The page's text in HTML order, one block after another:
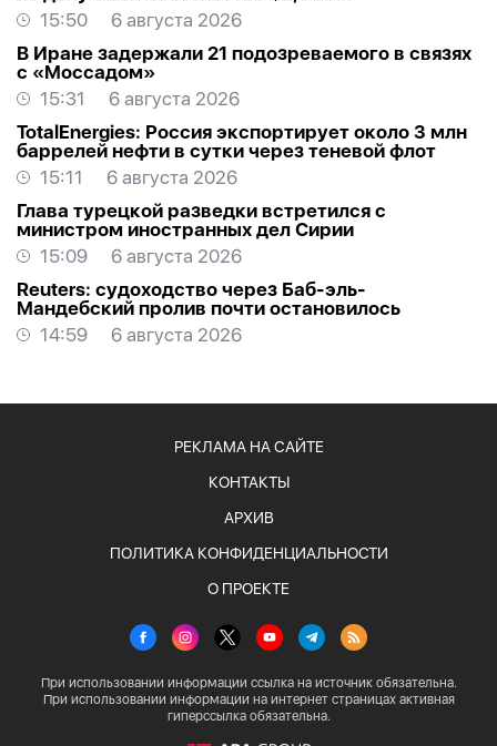
15:50
6 августа 2026
В Иране задержали 21 подозреваемого в связях
с «Моссадом»
15:31
6 августа 2026
TotalEnergies: Россия экспортирует около 3 млн
баррелей нефти в сутки через теневой флот
15:11
6 августа 2026
Глава турецкой разведки встретился с
министром иностранных дел Сирии
15:09
6 августа 2026
Reuters: судоходство через Баб-эль-
Мандебский пролив почти остановилось
14:59
6 августа 2026
РЕКЛАМА НА САЙТЕ
КОНТАКТЫ
АРХИВ
ПОЛИТИКА КОНФИДЕНЦИАЛЬНОСТИ
О ПРОЕКТЕ
При использовании информации ссылка на источник обязательна.
При использовании информации на интернет страницах активная
гиперссылка обязательна.